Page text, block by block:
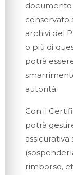
documento
conservato
archivi del
o più di
potrà
autorità.
Con il
potrà
rimborso,